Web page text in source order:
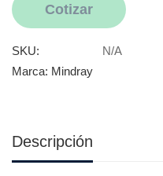
Cotizar
SKU:
N/A
Marca: Mindray
Descripción